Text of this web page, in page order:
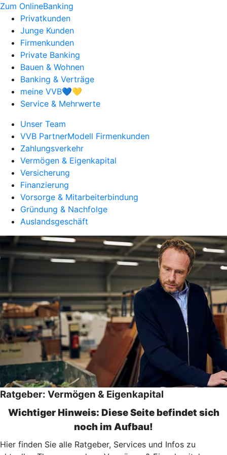
Zum OnlineBanking
Privatkunden
Junge Kunden
Firmenkunden
Private Banking
Bauen & Wohnen
Banking & Verträge
meine VVB💙💛
Service & Mehrwerte
Unser Team
VVB PartnerModell Firmenkunden
Zahlungsverkehr
Vermögen & Eigenkapital
Versicherung
Finanzierung
Vorsorge & Mitarbeiterbindung
Gründung & Nachfolge
Auslandsgeschäft
Ratgeber: Vermögen & Eigenkapital
Wichtiger Hinweis: Diese Seite befindet sich
noch im Aufbau!
Hier finden Sie alle Ratgeber, Services und Infos zu